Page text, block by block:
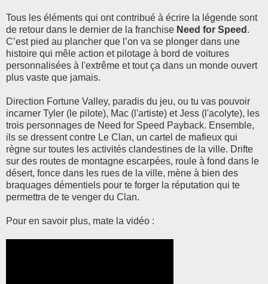
Tous les éléments qui ont contribué à écrire la légende sont
de retour dans le dernier de la franchise Need for Speed .
C’est pied au plancher que l’on va se plonger dans une
histoire qui mêle action et pilotage à bord de voitures
personnalisées à l'extrême et tout ça dans un monde ouvert
plus vaste que jamais.
Direction Fortune Valley, paradis du jeu, ou tu vas pouvoir
incarner Tyler (le pilote), Mac (l'artiste) et Jess (l'acolyte), les
trois personnages de Need for Speed Payback. Ensemble,
ils se dressent contre Le Clan, un cartel de mafieux qui
règne sur toutes les activités clandestines de la ville. Drifte
sur des routes de montagne escarpées, roule à fond dans le
désert, fonce dans les rues de la ville, mène à bien des
braquages démentiels pour te forger la réputation qui te
permettra de te venger du Clan.
Pour en savoir plus, mate la vidéo :